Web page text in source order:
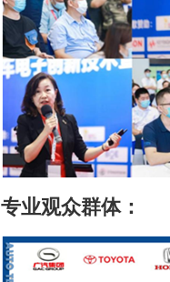
专业观众群体：